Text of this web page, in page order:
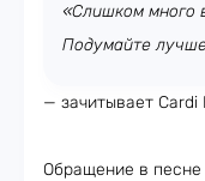
«Слишком много
Подумайте
— зачитывает Cardi
Обращение в песне